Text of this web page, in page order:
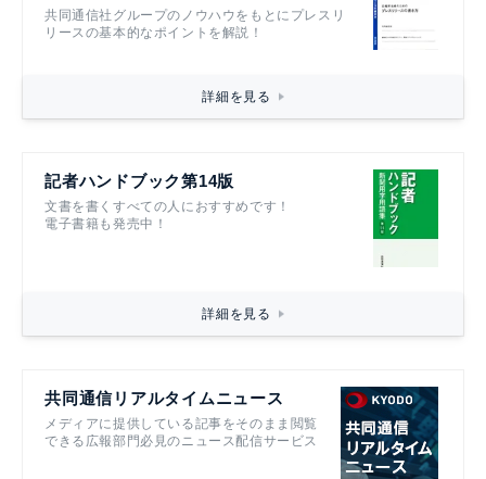
共同通信社グループのノウハウをもとにプレスリ
リースの基本的なポイントを解説！
詳細を見る
記者ハンドブック第14版
文書を書くすべての人におすすめです！
電子書籍も発売中！
詳細を見る
共同通信リアルタイムニュース
メディアに提供している記事をそのまま閲覧
できる広報部門必見のニュース配信サービス